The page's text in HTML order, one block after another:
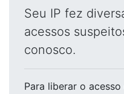
Seu IP fez
acessos
conosco.
Para liberar o acesso